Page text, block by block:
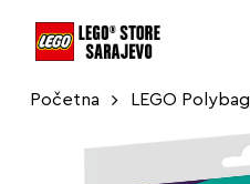
Početna LEGO Polybag